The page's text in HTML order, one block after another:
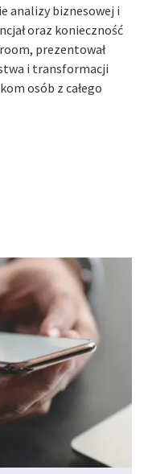
analizy biznesowej i
oraz konieczność
prezentował
i transformacji
osób z całego